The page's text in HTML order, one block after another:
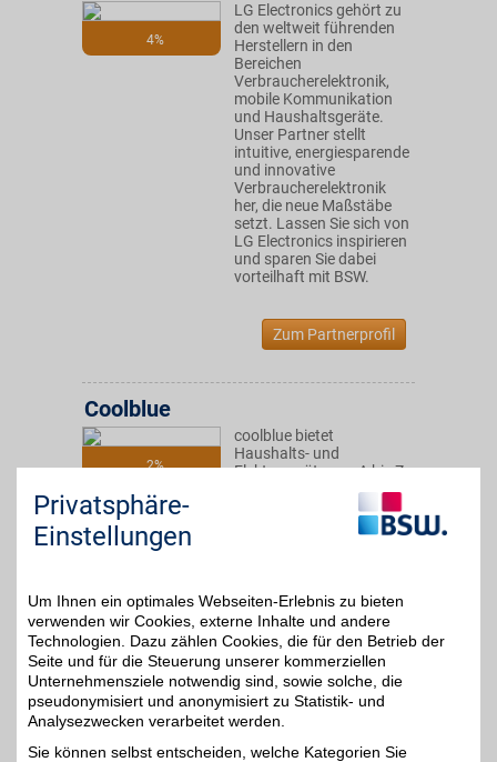
4%
LG Electronics gehört zu
den weltweit führenden
Herstellern in den
Bereichen
Verbraucherelektronik,
mobile Kommunikation
und Haushaltsgeräte.
Unser Partner stellt
intuitive, energiesparende
und innovative
Verbraucherelektronik
her, die neue Maßstäbe
setzt. Lassen Sie sich von
LG Electronics inspirieren
und sparen Sie dabei
vorteilhaft mit BSW.
Zum Partnerprofil
2%
Coolblue
coolblue bietet
Haushalts- und
Elektrogeräte von A bis Z.
Liefernetzwerk verspricht
eine Lieferung schon am
gerne zur Seite. Sparen
Sie jetzt mit BSW-Vorteil.
Zum Partnerprofil
OTTO
Privatsphäre-
Einstellungen
Um Ihnen ein optimales Webseiten-Erlebnis zu bieten
verwenden wir Cookies, externe Inhalte und andere
Technologien. Dazu zählen Cookies, die für den Betrieb der
Seite und für die Steuerung unserer kommerziellen
Unternehmensziele notwendig sind, sowie solche, die
pseudonymisiert und anonymisiert zu Statistik- und
Analysezwecken verarbeitet werden.
Sie können selbst entscheiden, welche Kategorien Sie